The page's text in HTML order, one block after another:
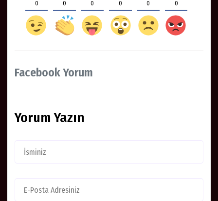
0 0 0 0 0 0
Facebook Yorum
Yorum Yazın